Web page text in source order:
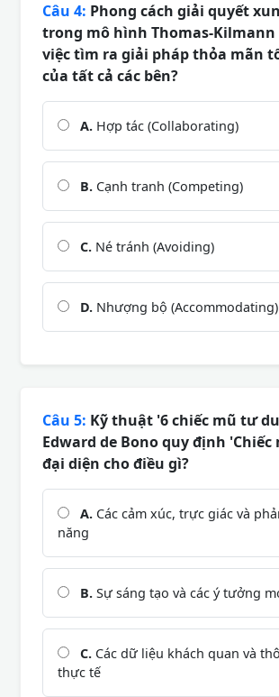
Câu 4: Phong cách giải quyết
trong mô hình Thomas-
việc tìm ra giải pháp thỏa mãn
của tất cả các bên?
A. Hợp tác (Collaborating)
B. Cạnh tranh (Competing)
C. Né tránh (Avoiding)
D. Nhượng bộ (Accommodating)
Câu 5: Kỹ thuật '6 chiếc mũ tư
Edward de Bono quy định 'Chiếc
đại diện cho điều gì?
A. Các cảm xúc, trực giác và
năng
B. Sự sáng tạo và các ý tưởng
C. Các dữ liệu khách quan và
thực tế